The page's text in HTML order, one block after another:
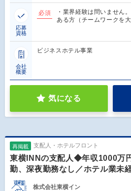
応募
資格
必須
・業界経験は問いません
ある方（チームワークを
会社
概要
ビジネスホテル事業
気になる
再掲載 支配人・ホテルフロント
東横INNの支配人◆年収1000万
勤、深夜勤務なし／ホテル業未
株式会社東横イン